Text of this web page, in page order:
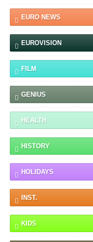
EURO NEWS
EUROVISION
FILM
GENIUS
HEALTH
HISTORY
HOLIDAYS
INST.
KIDS